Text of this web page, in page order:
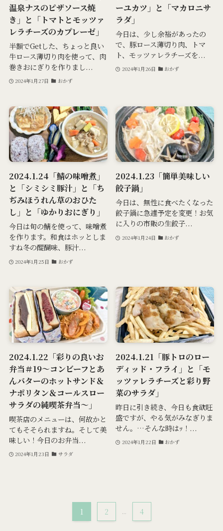
温泉ナスのピザソース焼
き」と「トマトとモッツァ
レラチーズのカプレーゼ」
半額でGetした、ちょっと良い
牛ロース薄切り肉を使って、肉
巻きおにぎりを作りまし...
2024年1月27日 おかず
ーユカツ」と「マカロニサ
ラダ」
今日は、少し余裕があったの
で、豚ロース薄切り肉、トマ
ト、モッツァレラチーズを...
2024年1月26日 おかず
2024.1.24「鯖の味噌煮」
と「シミシミ豚汁」と「ち
ぢみほうれん草のおひた
し」と「ゆかりおにぎり」
今日は旬の鯖を使って、味噌煮
を作ります。和食はホッとしま
すね冬の醍醐味、豚汁...
2024年1月25日 おかず
2024.1.23「簡単美味しい
餃子鍋」
今日は、無性に食べたくなった
餃子鍋に急遽予定を変更！お気
に入りの市販の生餃子...
2024年1月24日 おかず
2024.1.22「彩りの良いお
弁当＃19～コンビーフとあ
んバターのホットサンド＆
ナポリタン＆コールスロー
サラダの純喫茶弁当～」
喫茶店のメニューは、何故かと
てもそそられますね。そして美
味しい！今日のお弁当...
2024年1月23日 サラダ
2024.1.21「豚トロのロー
ディッド・フライ」と「モ
ッツァレラチーズと彩り野
菜のサラダ」
昨日に引き続き、今日も食欲旺
盛ですが、やる気がみなぎりま
せん。…そんな時はｯ！...
2024年1月22日 おかず
1 2 ... 4